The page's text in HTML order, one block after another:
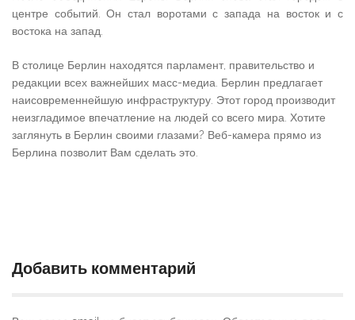
центре событий. Он стал воротами с запада на восток и с
востока на запад.
В столице Берлин находятся парламент, правительство и
редакции всех важнейших масс-медиа. Берлин предлагает
наисовременнейшую инфраструктуру. Этот город производит
неизгладимое впечатление на людей со всего мира. Хотите
заглянуть в Берлин своими глазами? Веб-камера прямо из
Берлина позволит Вам сделать это.
Добавить комментарий